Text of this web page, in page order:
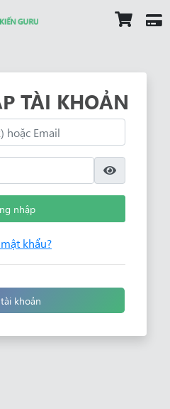
TÀI KHOẢN
nhập
khẩu?
khoản